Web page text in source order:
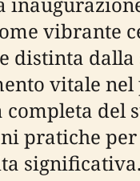
vibrante
distinta
vitale nel
del
pratiche
significativa.